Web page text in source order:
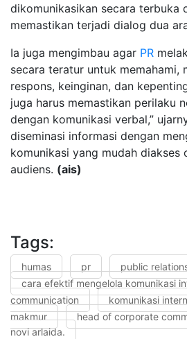
dikomunikasikan secara terbuka
memastikan terjadi dialog dua
Ia juga mengimbau agar PR
secara teratur untuk memahami,
respons, keinginan, dan
juga harus memastikan perilaku
dengan komunikasi verbal,”
diseminasi informasi dengan
komunikasi yang mudah diakses
audiens. (ais)
Tags:
humas pr public
cara efektif mengelola komunikasi
communication
komunikasi
makmur
head of corporate
novi arlaida.